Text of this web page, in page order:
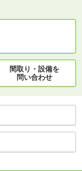
間取り・設備を
問い合わせ